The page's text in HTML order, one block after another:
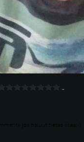
-